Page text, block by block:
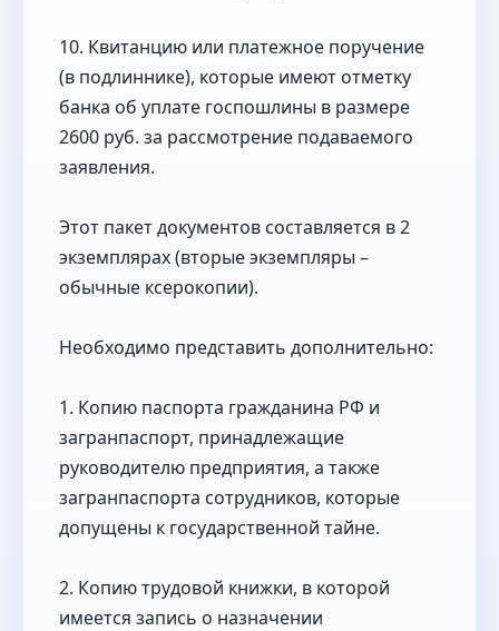
10. Квитанцию или платежное поручение
(в подлиннике), которые имеют отметку
банка об уплате госпошлины в размере
2600 руб. за рассмотрение подаваемого
заявления.
Этот пакет документов составляется в 2
экземплярах (вторые экземпляры –
обычные ксерокопии).
Необходимо представить дополнительно:
1. Копию паспорта гражданина РФ и
загранпаспорт, принадлежащие
руководителю предприятия, а также
загранпаспорта сотрудников, которые
допущены к государственной тайне.
2. Копию трудовой книжки, в которой
имеется запись о назначении